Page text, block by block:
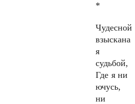
*
Чудесной
взыскана
я
судьбой,
Где я ни
ючусь,
ни